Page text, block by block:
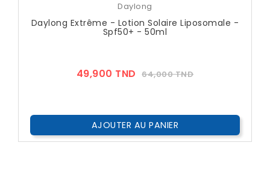
Daylong
Daylong Extrême - Lotion Solaire Liposomale -
Spf50+ - 50ml
49,900 TND Prix
64,000 TNDPrix
AJOUTER AU PANIER